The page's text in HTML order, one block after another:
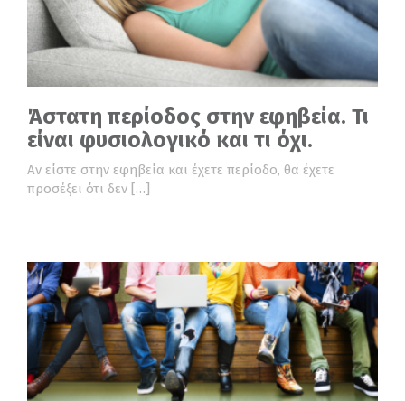
Άστατη περίοδος στην εφηβεία. Τι
είναι φυσιολογικό και τι όχι.
Αν είστε στην εφηβεία και έχετε περίοδο, θα έχετε
προσέξει ότι δεν […]